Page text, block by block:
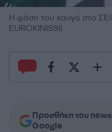
Η φάση του καυγά στο
EUROKINISSI)
Προσθήκη του
Google